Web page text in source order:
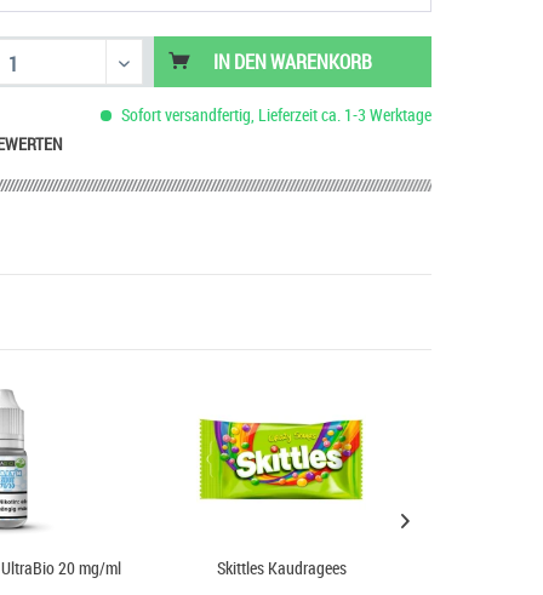
IN DENWARENKORB
Sofort versandfertig, Lieferzeit ca. 1-3 Werktage
20 mg/ml Skittles Kaudragees